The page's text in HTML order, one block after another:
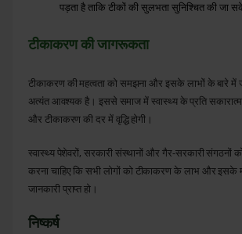
पड़ता है ताकि टीकों की सुलभता सुनिश्चित की जा
टीकाकरणकीजागरूकता
टीकाकरण की महत्वता को समझना और इसके लाभों के बारे में
अत्यंत आवश्यक है। इससे समाज में स्वास्थ्य के प्रति
और टीकाकरण की दर में वृद्धि होगी।
स्वास्थ्य पेशेवरों, सरकारी संस्थानों और गैर-सरकारी संगठनों
करना चाहिए कि सभी लोगों को टीकाकरण के लाभ और इसके
जानकारी प्राप्त हो।
निष्कर्ष